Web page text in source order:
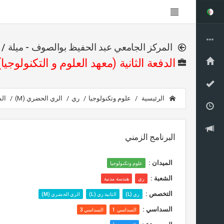
المركز الجامعي عبد الحفيظ بوالصوف - ميلة /
الدفعة الثانية (معهد العلوم و
الرئيسية علوم وتكنولوجيا ري الري الحضري (M)
البرنامج الزمني
الميدان : علوم وتكنولوجيا
الشعبة : ري هندسة مدنية
التخصص : ري (L) الثانية ري (L) الري الحضري (M)
السداسي : السداسي 1 السداسي 3